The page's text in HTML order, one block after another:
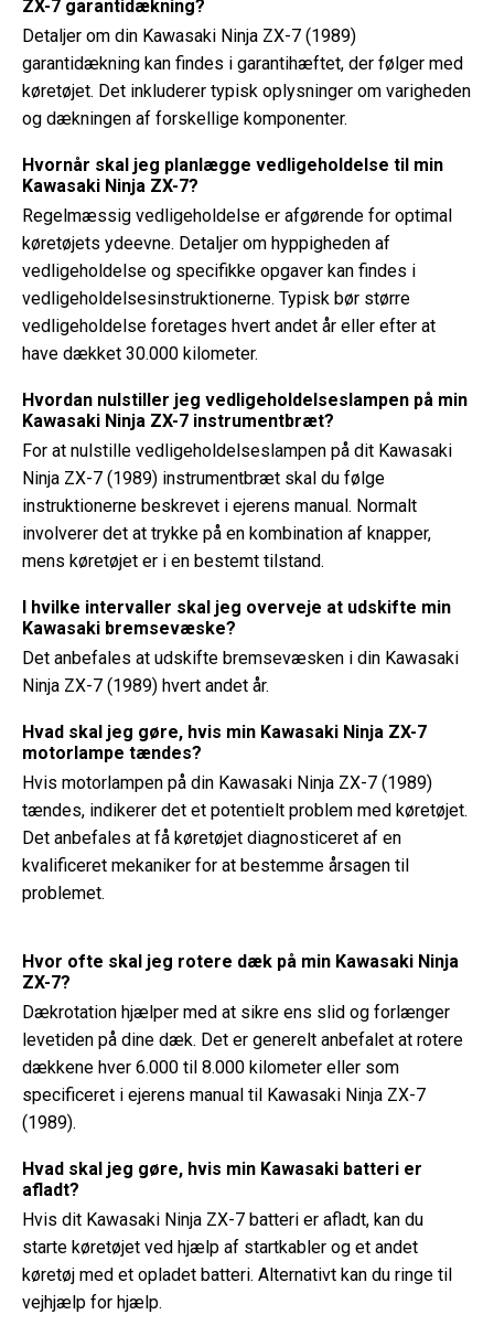
ZX-7 garantidækning?
Detaljer om din Kawasaki Ninja ZX-7 (1989)
garantidækning kan findes i garantihæftet, der følger med
køretøjet. Det inkluderer typisk oplysninger om varigheden
og dækningen af ​​forskellige komponenter.
Hvornår skal jeg planlægge vedligeholdelse til min
Kawasaki Ninja ZX-7?
Regelmæssig vedligeholdelse er afgørende for optimal
køretøjets ydeevne. Detaljer om hyppigheden af ​​
vedligeholdelse og specifikke opgaver kan findes i
vedligeholdelsesinstruktionerne. Typisk bør større
vedligeholdelse foretages hvert andet år eller efter at
have dækket 30.000 kilometer.
Hvordan nulstiller jeg vedligeholdelseslampen på min
Kawasaki Ninja ZX-7 instrumentbræt?
For at nulstille vedligeholdelseslampen på dit Kawasaki
Ninja ZX-7 (1989) instrumentbræt skal du følge
instruktionerne beskrevet i ejerens manual. Normalt
involverer det at trykke på en kombination af knapper,
mens køretøjet er i en bestemt tilstand.
I hvilke intervaller skal jeg overveje at udskifte min
Kawasaki bremsevæske?
Det anbefales at udskifte bremsevæsken i din Kawasaki
Ninja ZX-7 (1989) hvert andet år.
Hvad skal jeg gøre, hvis min Kawasaki Ninja ZX-7
motorlampe tændes?
Hvis motorlampen på din Kawasaki Ninja ZX-7 (1989)
tændes, indikerer det et potentielt problem med køretøjet.
Det anbefales at få køretøjet diagnosticeret af en
kvalificeret mekaniker for at bestemme årsagen til
problemet.
Hvor ofte skal jeg rotere dæk på min Kawasaki Ninja
ZX-7?
Dækrotation hjælper med at sikre ens slid og forlænger
levetiden på dine dæk. Det er generelt anbefalet at rotere
dækkene hver 6.000 til 8.000 kilometer eller som
specificeret i ejerens manual til Kawasaki Ninja ZX-7
(1989).
Hvad skal jeg gøre, hvis min Kawasaki batteri er
afladt?
Hvis dit Kawasaki Ninja ZX-7 batteri er afladt, kan du
starte køretøjet ved hjælp af startkabler og et andet
køretøj med et opladet batteri. Alternativt kan du ringe til
vejhjælp for hjælp.